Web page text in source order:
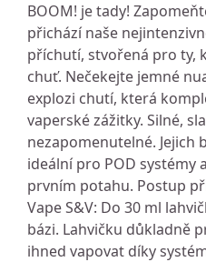
BOOM! je tady!
přichází naše
příchutí, stvořená pro ty,
chuť. Nečekejte jemné
explozi chutí, která
vaperské zážitky. Silné,
nezapomenutelné. Jejich
ideální pro POD systémy
prvním potahu. Postup
Vape S&V: Do 30 ml
bázi. Lahvičku důkladně
ihned vapovat díky